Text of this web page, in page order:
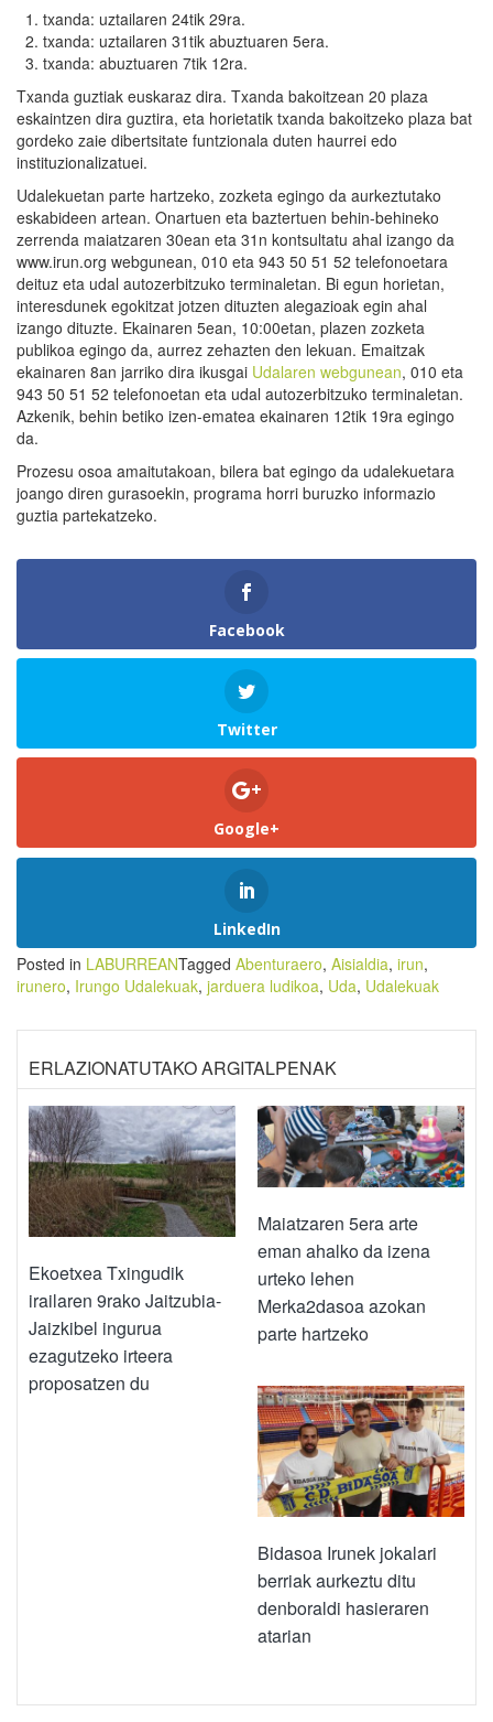
txanda: uztailaren 24tik 29ra.
txanda: uztailaren 31tik abuztuaren 5era.
txanda: abuztuaren 7tik 12ra.
Txanda guztiak euskaraz dira. Txanda bakoitzean 20 plaza
eskaintzen dira guztira, eta horietatik txanda bakoitzeko plaza bat
gordeko zaie dibertsitate funtzionala duten haurrei edo
instituzionalizatuei.
Udalekuetan parte hartzeko, zozketa egingo da aurkeztutako
eskabideen artean. Onartuen eta baztertuen behin-behineko
zerrenda maiatzaren 30ean eta 31n kontsultatu ahal izango da
www.irun.org webgunean, 010 eta 943 50 51 52 telefonoetara
deituz eta udal autozerbitzuko terminaletan. Bi egun horietan,
interesdunek egokitzat jotzen dituzten alegazioak egin ahal
izango dituzte. Ekainaren 5ean, 10:00etan, plazen zozketa
publikoa egingo da, aurrez zehazten den lekuan. Emaitzak
ekainaren 8an jarriko dira ikusgai Udalaren webgunean, 010 eta
943 50 51 52 telefonoetan eta udal autozerbitzuko terminaletan.
Azkenik, behin betiko izen-ematea ekainaren 12tik 19ra egingo
da.
Prozesu osoa amaitutakoan, bilera bat egingo da udalekuetara
joango diren gurasoekin, programa horri buruzko informazio
guztia partekatzeko.
Facebook
Twitter
Google+
LinkedIn
Posted in LABURREANTagged Abenturaero, Aisialdia, irun,
irunero, Irungo Udalekuak, jarduera ludikoa, Uda, Udalekuak
ERLAZIONATUTAKO ARGITALPENAK
Ekoetxea Txingudik
irailaren 9rako Jaitzubia-
Jaizkibel ingurua
ezagutzeko irteera
proposatzen du
Maiatzaren 5era arte
eman ahalko da izena
urteko lehen
Merka2dasoa azokan
parte hartzeko
Bidasoa Irunek jokalari
berriak aurkeztu ditu
denboraldi hasieraren
atarian